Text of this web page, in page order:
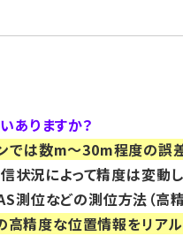
ありますか？
では数m〜30m程度の誤
状況によって精度は変動
測位などの測位方法（高
高精度な位置情報をリア